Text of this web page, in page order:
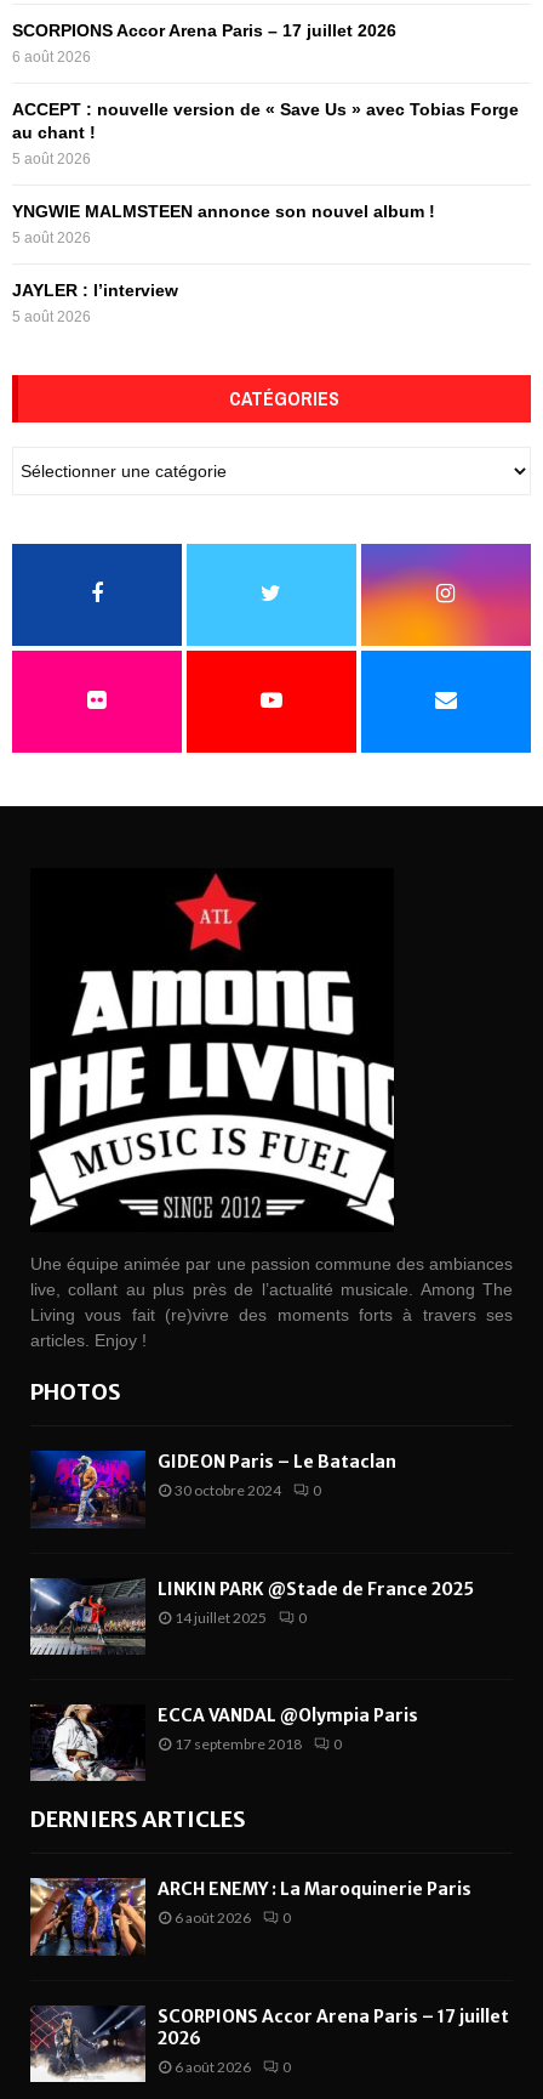
SCORPIONS Accor Arena Paris – 17 juillet 2026
6 août 2026
ACCEPT : nouvelle version de « Save Us » avec Tobias Forge
au chant !
5 août 2026
YNGWIE MALMSTEEN annonce son nouvel album !
5 août 2026
JAYLER : l’interview
5 août 2026
CATÉGORIES
Une équipe animée par une passion commune des ambiances
live, collant au plus près de l’actualité musicale. Among The
Living vous fait (re)vivre des moments forts à travers ses
articles. Enjoy !
PHOTOS
GIDEON Paris – Le Bataclan
30 octobre 2024 0
LINKIN PARK @Stade de France 2025
14 juillet 2025 0
ECCA VANDAL @Olympia Paris
17 septembre 2018 0
DERNIERS ARTICLES
ARCH ENEMY : La Maroquinerie Paris
6 août 2026 0
SCORPIONS Accor Arena Paris – 17 juillet
2026
6 août 2026 0